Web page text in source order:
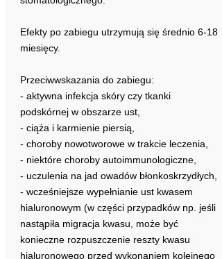
Efekty po zabiegu utrzymują się średnio 6-18
miesięcy.
Przeciwwskazania do zabiegu:
- aktywna infekcja skóry czy tkanki
podskórnej w obszarze ust,
- ciąża i karmienie piersią,
- choroby nowotworowe w trakcie leczenia,
- niektóre choroby autoimmunologiczne,
- uczulenia na jad owadów błonkoskrzydłych,
- wcześniejsze wypełnianie ust kwasem
hialuronowym (w części przypadków np. jeśli
nastąpiła migracja kwasu, może być
konieczne rozpuszczenie reszty kwasu
hialuronowego przed wykonaniem kolejnego